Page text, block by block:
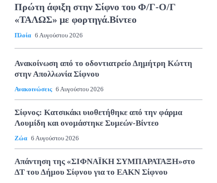
Πρώτη άφιξη στην Σίφνο του Φ/Γ-Ο/Γ
«ΤΑΛΩΣ» με φορτηγά.Βίντεο
Πλοία 6 Αυγούστου 2026
Ανακοίνωση από το οδοντιατρείο Δημήτρη Κώττη
στην Απολλωνία Σίφνου
Ανακοινώσεις 6 Αυγούστου 2026
Σίφνος: Κατσικάκι υιοθετήθηκε από την φάρμα
Λουμίδη και ονομάστηκε Συμεών-Βίντεο
Ζώα 6 Αυγούστου 2026
Απάντηση της «ΣΙΦΝΑΪΚΗ ΣΥΜΠΑΡΑΤΑΞΗ»στο
ΔΤ του Δήμου Σίφνου για το ΕΑΚΝ Σίφνου